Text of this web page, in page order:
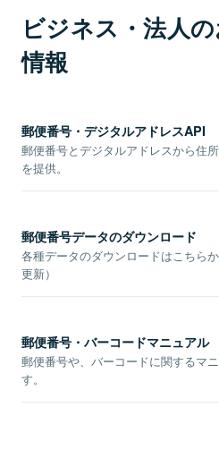
ビジネス・法人
情報
郵便番号・デジタルアドレスAPI
郵便番号とデジタルアドレスから住
を提供。
郵便番号データのダウンロード
各種データのダウンロードはこちら
更新）
郵便番号・バーコードマニュアル
郵便番号や、バーコードに関するマ
す。